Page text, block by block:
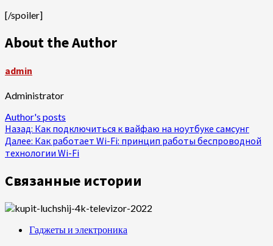
[/spoiler]
About the Author
admin
Administrator
Author's posts
Продолжить
чтение
Назад: Как подключиться к вайфаю на ноутбуке самсунг
Далее: Как работает Wi-Fi: принцип работы беспроводной
технологии Wi-Fi
Связанные истории
Гаджеты и электроника